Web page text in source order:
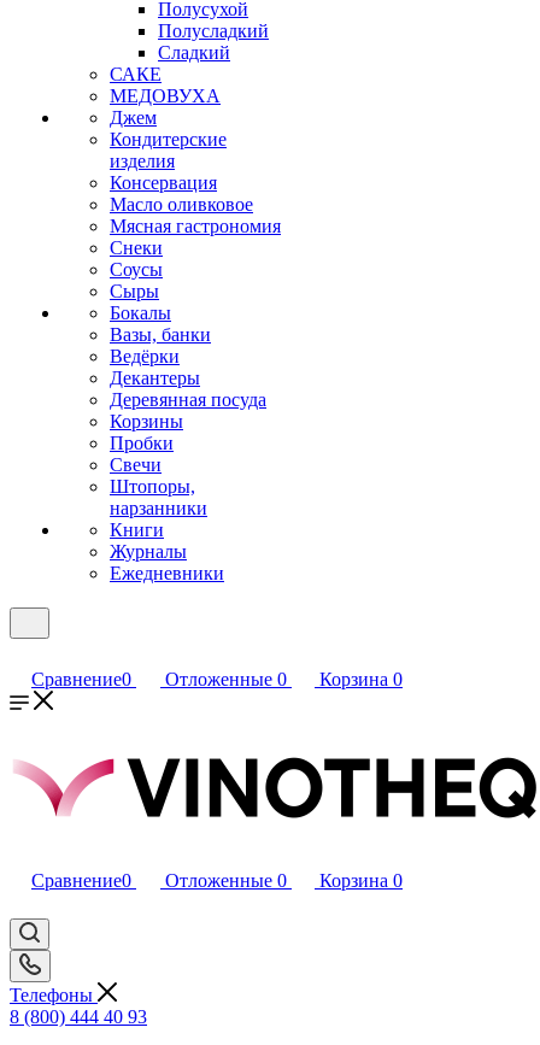
Полусухой
Полусладкий
Сладкий
САКЕ
МЕДОВУХА
Джем
Кондитерские
изделия
Консервация
Масло оливковое
Мясная гастрономия
Снеки
Соусы
Сыры
Бокалы
Вазы, банки
Ведёрки
Декантеры
Деревянная посуда
Корзины
Пробки
Свечи
Штопоры,
нарзанники
Книги
Журналы
Ежедневники
Сравнение0 Отложенные 0 Корзина 0
Сравнение0 Отложенные 0 Корзина 0
Телефоны
8 (800) 444 40 93